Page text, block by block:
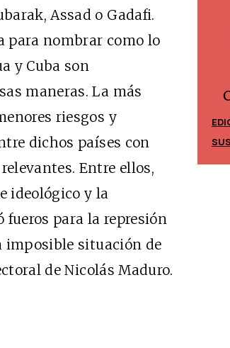
Assad o Gadafi.
para nombrar como lo
y Cuba son
maneras. La más
riesgos y
dichos países con
Entre ellos,
ideológico y la
fueros para la represión
imposible situación de
de Nicolás Maduro.
Cine desde los márgenes
EDICIÓN MÉXICO
SUSCRÍBETE